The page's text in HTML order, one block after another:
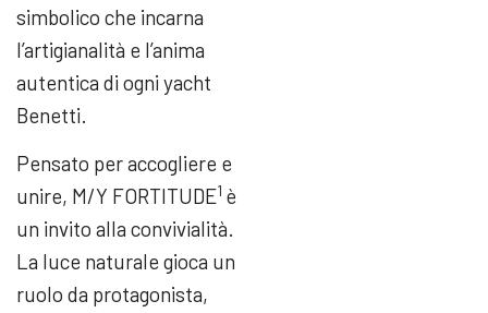
simbolico che incarna
l’artigianalità e l’anima
autentica di ogni yacht
Benetti.
Pensato per accogliere e
unire, M/Y FORTITUDE1 è
un invito alla convivialità.
La luce naturale gioca un
ruolo da protagonista,